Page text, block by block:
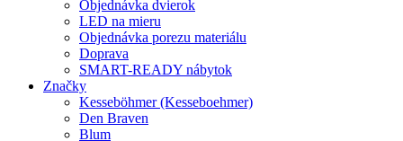
Objednávka dvierok
LED na mieru
Objednávka porezu materiálu
Doprava
SMART-READY nábytok
Značky
Kesseböhmer (Kesseboehmer)
Den Braven
Blum